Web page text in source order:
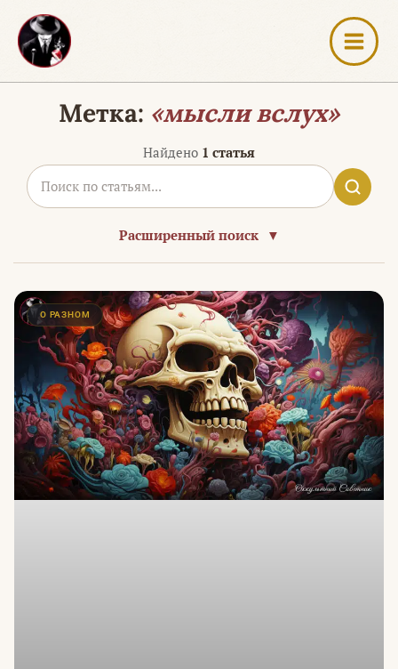
Перейти
содержимому
Метка: «мысли вслух»
Найдено 1 статья
Расширенный поиск ▼
О РАЗНОМ